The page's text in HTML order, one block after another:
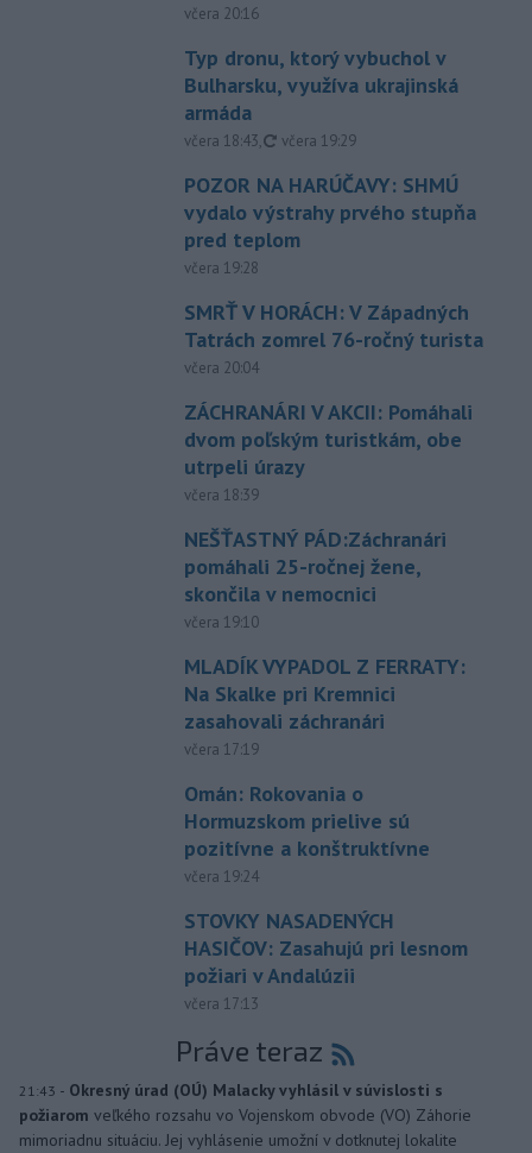
včera 20:16
Typ dronu, ktorý vybuchol v
Bulharsku, využíva ukrajinská
armáda
včera 18:43, aktualizované
včera 19:29
POZOR NA HARÚČAVY: SHMÚ
vydalo výstrahy prvého stupňa
pred teplom
včera 19:28
SMRŤ V HORÁCH: V Západných
Tatrách zomrel 76-ročný turista
včera 20:04
ZÁCHRANÁRI V AKCII: Pomáhali
dvom poľským turistkám, obe
utrpeli úrazy
včera 18:39
NEŠŤASTNÝ PÁD:Záchranári
pomáhali 25-ročnej žene,
skončila v nemocnici
včera 19:10
MLADÍK VYPADOL Z FERRATY:
Na Skalke pri Kremnici
zasahovali záchranári
včera 17:19
Omán: Rokovania o
Hormuzskom prielive sú
pozitívne a konštruktívne
včera 19:24
STOVKY NASADENÝCH
HASIČOV: Zasahujú pri lesnom
požiari v Andalúzii
včera 17:13
Práve teraz
21:43 - Okresný úrad (OÚ) Malacky vyhlásil v súvislosti s
požiarom veľkého rozsahu vo Vojenskom obvode (VO) Záhorie
mimoriadnu situáciu. Jej vyhlásenie umožní v dotknutej lokalite